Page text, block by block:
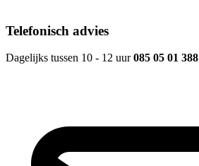
Telefonisch advies
Dagelijks tussen 10 - 12 uur085 05 01 388